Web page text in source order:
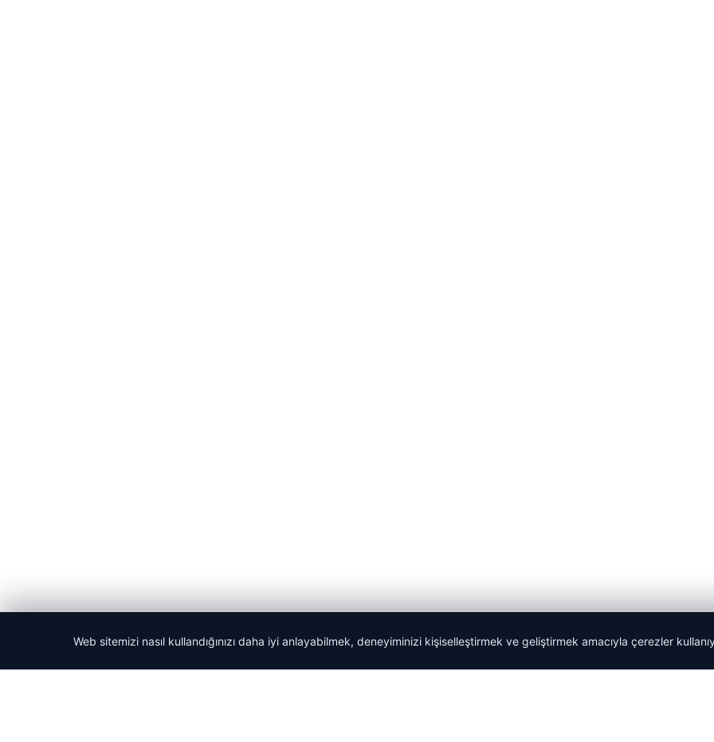
Web sitemizi nasıl kullandığınızı daha iyi anlayabilmek, deneyiminizi kişiselleştirmek ve geliştirmek amacıyla çerezler